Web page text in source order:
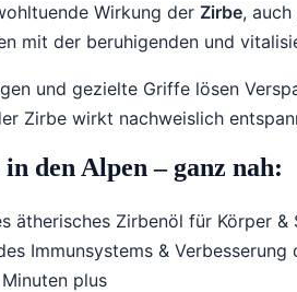
Wirkung der Zirbe,
mit der beruhigenden und
und gezielte Griffe lösen
Zirbe wirkt nachweislich
den Alpen – ganz nah:
ätherisches Zirbenöl für Körper &
Immunsystems & Verbesserung
plus